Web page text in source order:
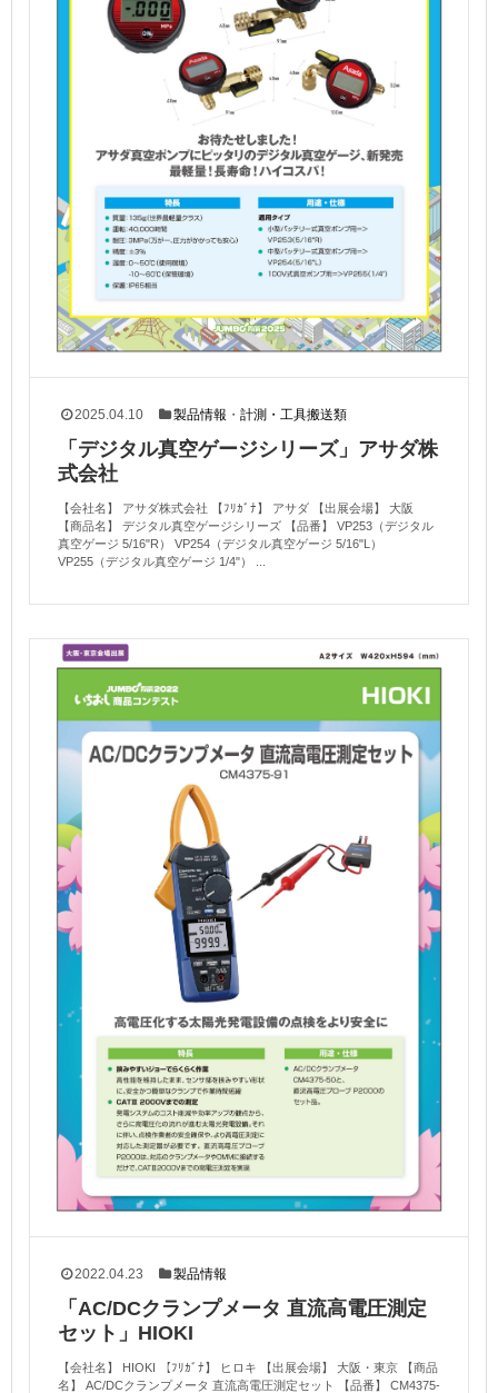
2025.04.10 製品情報 ・計測・工具搬送類
「デジタル真空ゲージシリーズ」アサダ株
式会社
【会社名】 アサダ株式会社 【ﾌﾘｶﾞﾅ】 アサダ 【出展会場】 大阪
【商品名】 デジタル真空ゲージシリーズ 【品番】 VP253（デジタル
真空ゲージ 5/16"R） VP254（デジタル真空ゲージ 5/16"L）
VP255（デジタル真空ゲージ 1/4"） ...
2022.04.23 製品情報
「AC/DCクランプメータ 直流高電圧測定
セット」HIOKI
【会社名】 HIOKI 【ﾌﾘｶﾞﾅ】 ヒロキ 【出展会場】 大阪・東京 【商品
名】 AC/DCクランプメータ 直流高電圧測定セット 【品番】 CM4375-